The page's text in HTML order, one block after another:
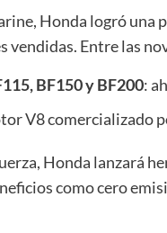
Honda logró una
vendidas. Entre las
BF150 y BF200:
V8 comercializado
Honda lanzará
como cero